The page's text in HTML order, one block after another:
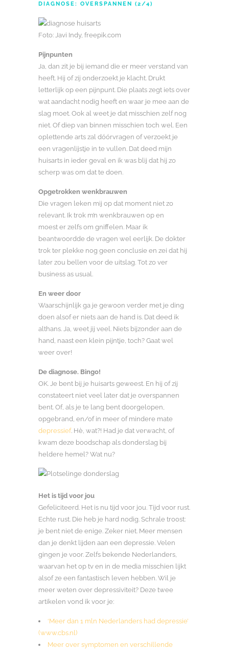
DIAGNOSE: OVERSPANNEN (2/4)
Foto: Javi Indy, freepik.com
Pijnpunten
Ja, dan zit je bij iemand die er meer verstand van
heeft. Hij of zij onderzoekt je klacht. Drukt
letterlijk op een pijnpunt. Die plaats zegt iets over
wat aandacht nodig heeft en waar je mee aan de
slag moet. Ook al weet je dat misschien zelf nog
niet. Of diep van binnen misschien toch wel. Een
oplettende arts zal dóórvragen of verzoekt je
een vragenlijstje in te vullen. Dat deed mijn
huisarts in ieder geval en ik was blij dat hij zo
scherp was om dat te doen.
Opgetrokken wenkbrauwen
Die vragen leken mij op dat moment niet zo
relevant. Ik trok m’n wenkbrauwen op en
moest er zelfs om gniffelen. Maar ik
beantwoordde de vragen wel eerlijk. De dokter
trok ter plekke nog geen conclusie en zei dat hij
later zou bellen voor de uitslag. Tot zo ver
business as usual.
En weer door
Waarschijnlijk ga je gewoon verder met je ding
doen alsof er niets aan de hand is. Dat deed ik
althans. Ja, weet jij veel. Niets bijzonder aan de
hand, naast een klein pijntje, toch? Gaat wel
weer over!
De diagnose. Bingo!
OK. Je bent bij je huisarts geweest. En hij of zij
constateert niet veel later dat je overspannen
bent. Of, als je te lang bent doorgelopen,
opgebrand, en/of in meer of mindere mate
depressief. Hè, wat?! Had je dat verwacht, of
kwam deze boodschap als donderslag bij
heldere hemel? Wat nu?
Het is tijd voor jou
Gefeliciteerd. Het is nu tijd voor jou. Tijd voor rust.
Echte rust. Die heb je hard nodig. Schrale troost:
je bent niet de enige. Zeker niet. Meer mensen
dan je denkt lijden aan een depressie. Velen
gingen je voor. Zelfs bekende Nederlanders,
waarvan het op tv en in de media misschien lijkt
alsof ze een fantastisch leven hebben. Wil je
meer weten over depressiviteit? Deze twee
artikelen vond ik voor je:
‘Meer dan 1 mln Nederlanders had depressie’
(www.cbs.nl)
Meer over symptomen en verschillende